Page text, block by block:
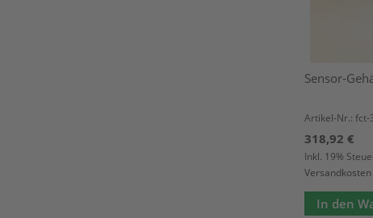
Sensor-
Artikel-Nr.: fct-
318,92 €
Inkl. 19%
Versandkosten
In den